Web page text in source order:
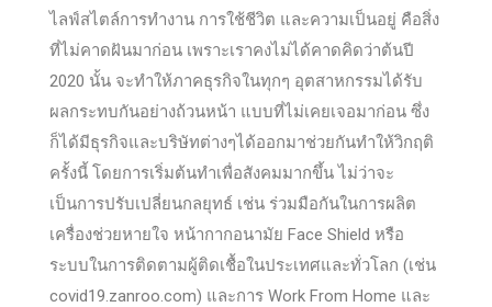
ไลฟ์สไตล์การทำงาน การใช้ชีวิต และความเป็นอยู่ คือสิ่ง
ที่ไม่คาดฝันมาก่อน เพราะเราคงไม่ได้คาดคิดว่าต้นปี
2020 นั้น จะทำให้ภาคธุรกิจในทุกๆ อุตสาหกรรมได้รับ
ผลกระทบกันอย่างถ้วนหน้า แบบที่ไม่เคยเจอมาก่อน ซึ่ง
ก็ได้มีธุรกิจและบริษัทต่างๆได้ออกมาช่วยกันทำให้วิกฤติ
ครั้งนี้ โดยการเริ่มต้นทำเพื่อสังคมมากขึ้น ไม่ว่าจะ
เป็นการปรับเปลี่ยนกลยุทธ์ เช่น ร่วมมือกันในการผลิต
เครื่องช่วยหายใจ หน้ากากอนามัย Face Shield หรือ
ระบบในการติดตามผู้ติดเชื้อในประเทศและทั่วโลก (เช่น
covid19.zanroo.com) และการ Work From Home และ